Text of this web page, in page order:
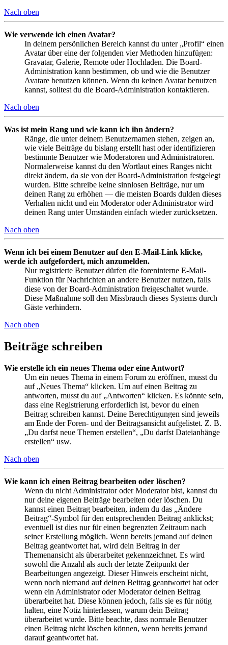
Nach oben
Wie verwende ich einen Avatar?
In deinem persönlichen Bereich kannst du unter „Profil“ einen
Avatar über eine der folgenden vier Methoden hinzufügen:
Gravatar, Galerie, Remote oder Hochladen. Die Board-
Administration kann bestimmen, ob und wie die Benutzer
Avatare benutzen können. Wenn du keinen Avatar benutzen
kannst, solltest du die Board-Administration kontaktieren.
Nach oben
Was ist mein Rang und wie kann ich ihn ändern?
Ränge, die unter deinem Benutzernamen stehen, zeigen an,
wie viele Beiträge du bislang erstellt hast oder identifizieren
bestimmte Benutzer wie Moderatoren und Administratoren.
Normalerweise kannst du den Wortlaut eines Ranges nicht
direkt ändern, da sie von der Board-Administration festgelegt
wurden. Bitte schreibe keine sinnlosen Beiträge, nur um
deinen Rang zu erhöhen — die meisten Boards dulden dieses
Verhalten nicht und ein Moderator oder Administrator wird
deinen Rang unter Umständen einfach wieder zurücksetzen.
Nach oben
Wenn ich bei einem Benutzer auf den E-Mail-Link klicke,
werde ich aufgefordert, mich anzumelden.
Nur registrierte Benutzer dürfen die foreninterne E-Mail-
Funktion für Nachrichten an andere Benutzer nutzen, falls
diese von der Board-Administration freigeschaltet wurde.
Diese Maßnahme soll den Missbrauch dieses Systems durch
Gäste verhindern.
Nach oben
Beiträge schreiben
Wie erstelle ich ein neues Thema oder eine Antwort?
Um ein neues Thema in einem Forum zu eröffnen, musst du
auf „Neues Thema“ klicken. Um auf einen Beitrag zu
antworten, musst du auf „Antworten“ klicken. Es könnte sein,
dass eine Registrierung erforderlich ist, bevor du einen
Beitrag schreiben kannst. Deine Berechtigungen sind jeweils
am Ende der Foren- und der Beitragsansicht aufgelistet. Z. B.
„Du darfst neue Themen erstellen“, „Du darfst Dateianhänge
erstellen“ usw.
Nach oben
Wie kann ich einen Beitrag bearbeiten oder löschen?
Wenn du nicht Administrator oder Moderator bist, kannst du
nur deine eigenen Beiträge bearbeiten oder löschen. Du
kannst einen Beitrag bearbeiten, indem du das „Ändere
Beitrag“-Symbol für den entsprechenden Beitrag anklickst;
eventuell ist dies nur für einen begrenzten Zeitraum nach
seiner Erstellung möglich. Wenn bereits jemand auf deinen
Beitrag geantwortet hat, wird dein Beitrag in der
Themenansicht als überarbeitet gekennzeichnet. Es wird
sowohl die Anzahl als auch der letzte Zeitpunkt der
Bearbeitungen angezeigt. Dieser Hinweis erscheint nicht,
wenn noch niemand auf deinen Beitrag geantwortet hat oder
wenn ein Administrator oder Moderator deinen Beitrag
überarbeitet hat. Diese können jedoch, falls sie es für nötig
halten, eine Notiz hinterlassen, warum dein Beitrag
überarbeitet wurde. Bitte beachte, dass normale Benutzer
einen Beitrag nicht löschen können, wenn bereits jemand
darauf geantwortet hat.